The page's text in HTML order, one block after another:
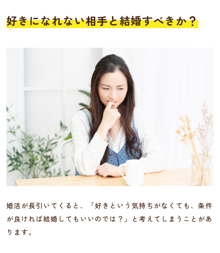
好きになれない相手と結婚すべきか？
婚活が長引いてくると、「好きという気持ちがなくても、条件
が良ければ結婚してもいいのでは？」と考えてしまうことがあ
ります。